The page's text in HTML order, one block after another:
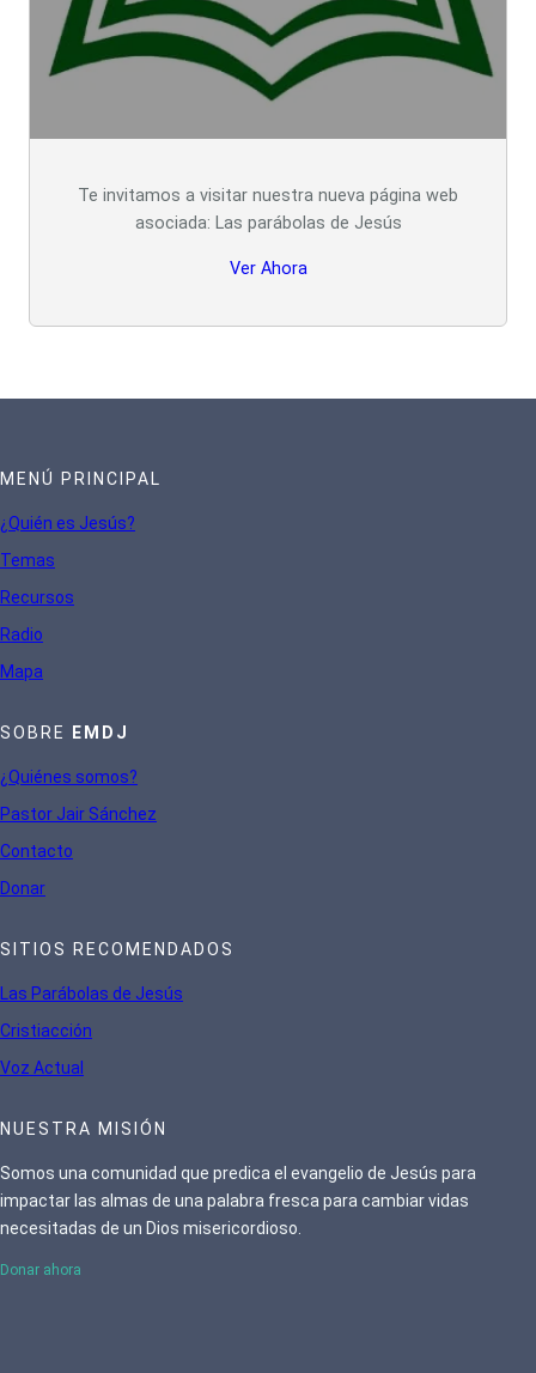
Te invitamos a visitar nuestra nueva página web
asociada: Las parábolas de Jesús
Ver Ahora
MENÚ PRINCIPAL
¿Quién es Jesús?
Temas
Recursos
Radio
Mapa
SOBRE EMDJ
¿Quiénes somos?
Pastor Jair Sánchez
Contacto
Donar
SITIOS RECOMENDADOS
Las Parábolas de Jesús
Cristiacción
Voz Actual
NUESTRA MISIÓN
Somos una comunidad que predica el evangelio de Jesús para
impactar las almas de una palabra fresca para cambiar vidas
necesitadas de un Dios misericordioso.
Donar ahora